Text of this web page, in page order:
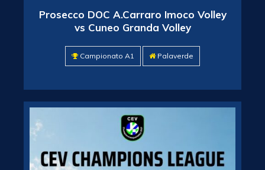
Prosecco DOC A.Carraro Imoco Volley
vs Cuneo Granda Volley
Campionato A1 Palaverde